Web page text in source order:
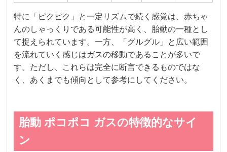
特に「ピクピク」と一定リズムで続く感覚は、赤ちゃ
んのしゃっくりである可能性が高く、胎動の一種とし
て捉えられています。一方、「グルグル」と広い範囲
を流れていく感じはガスの移動であることが多いで
す。ただし、これらは完全に断言できるものではな
く、あくまでも傾向として参考にしてください。
胎動 ポコポコ ガスの特徴的なサイ
ン